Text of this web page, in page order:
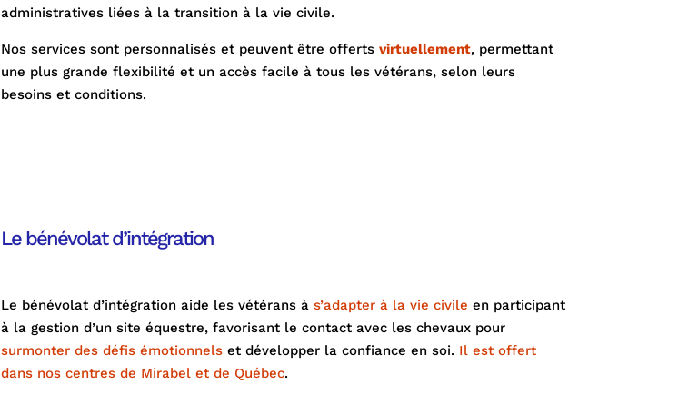
administratives liées à la transition à la vie civile.
Nos services sont personnalisés et peuvent être offertsvirtuellement, permettant
une plus grande flexibilité et un accès facile à tous les vétérans, selon leurs
besoins et conditions.
Le bénévolat d’intégration
Le bénévolat d’intégration aide les vétérans às’adapter à la vie civile en participant
à la gestion d’un site équestre, favorisant le contact avec les chevaux pour
surmonter des défis émotionnels et développer la confiance en soi. Il est offert
dans nos centres de Mirabel et de Québec.